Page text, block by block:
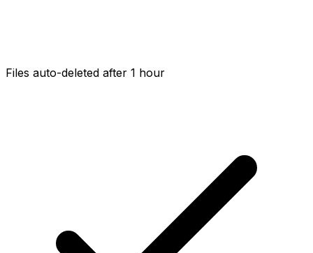
Files auto-deleted after 1 hour